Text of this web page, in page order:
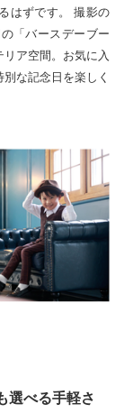
はずです。 撮影の
「バースデーブー
ア空間。お気に入
な記念日を楽しく
選べる手軽さ